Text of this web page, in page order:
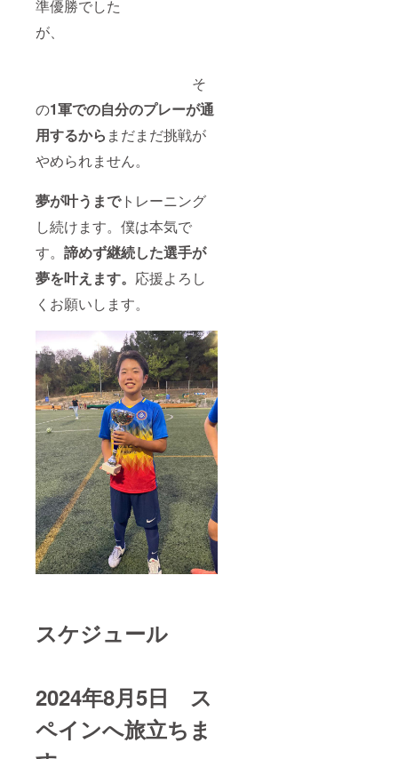
準優勝でした
が、
そ
の1軍での自分のプレーが通
用するから まだまだ挑戦が
やめられません。
夢が叶うまでトレーニング
し続けます。僕は本気で
す。 諦めず継続した選手が
夢を叶えます。 応援よろし
くお願いします。
スケジュール
2024年8月5日 ス
ペインへ旅立ちま